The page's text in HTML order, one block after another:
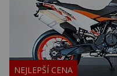
NEJLEPŠÍ CENA